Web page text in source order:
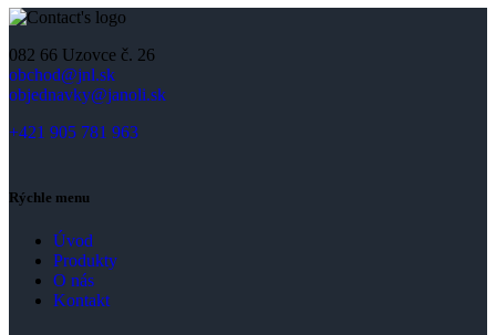
082 66 Uzovce č. 26
obchod@jnl.sk
objednavky@janoli.sk
+421 905 781 963
Rýchle menu
Úvod
Produkty
O nás
Kontakt